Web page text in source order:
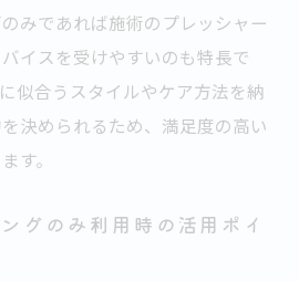
みであれば施術のプレッシャー
イスを受けやすいのも特長で
似合うスタイルやケア方法を納
決められるため、満足度の高い
す。
グのみ利用時の活用ポイ